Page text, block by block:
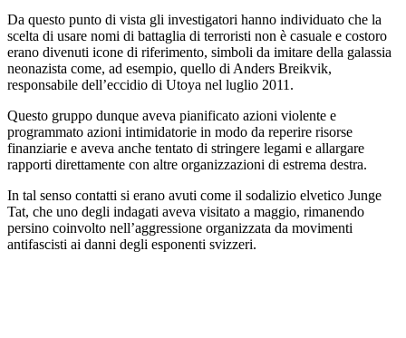
Da questo punto di vista gli investigatori hanno individuato che la
scelta di usare nomi di battaglia di terroristi non è casuale e costoro
erano divenuti icone di riferimento, simboli da imitare della galassia
neonazista come, ad esempio, quello di Anders Breikvik,
responsabile dell’eccidio di Utoya nel luglio 2011.
Questo gruppo dunque aveva pianificato azioni violente e
programmato azioni intimidatorie in modo da reperire risorse
finanziarie e aveva anche tentato di stringere legami e allargare
rapporti direttamente con altre organizzazioni di estrema destra.
In tal senso contatti si erano avuti come il sodalizio elvetico Junge
Tat, che uno degli indagati aveva visitato a maggio, rimanendo
persino coinvolto nell’aggressione organizzata da movimenti
antifascisti ai danni degli esponenti svizzeri.